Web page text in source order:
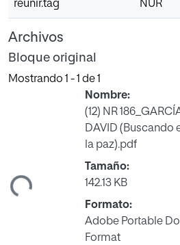
reunir.tag NUR
Archivos
Bloque original
Mostrando 1 - 1 de 1
Nombre:
(12) NR
DAVID (Buscando
la paz).pdf
Tamaño:
142.13 KB
Formato:
Adobe Portable
Format